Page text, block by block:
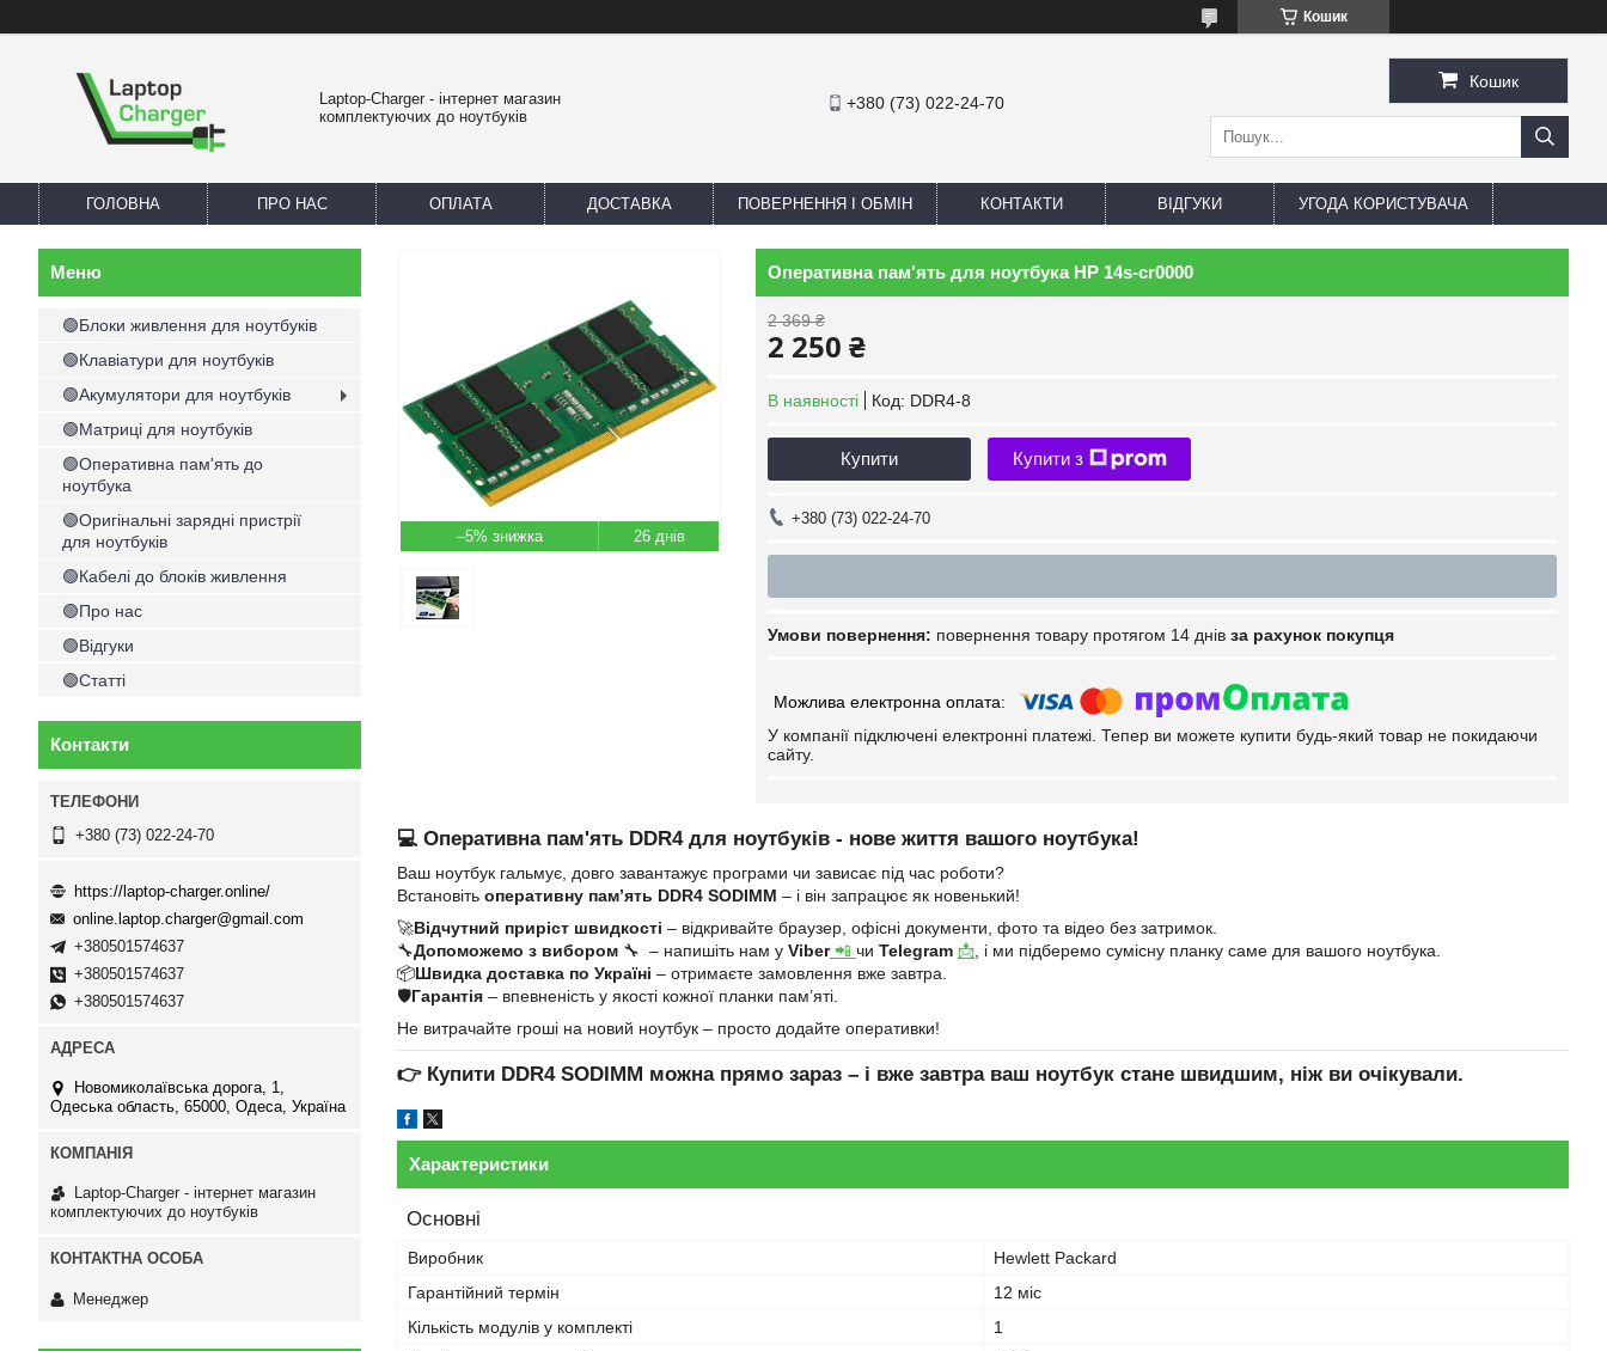
Кошик
Laptop-Charger - інтернет магазин
комплектуючих до ноутбуків
+380 (73) 022-24-70
Кошик
ГОЛОВНА ПРО НАС ОПЛАТА ДОСТАВКА ПОВЕРНЕННЯ І ОБМІН КОНТАКТИ ВІДГУКИ УГОДА КОРИСТУВАЧА
–5% 26 днів
Оперативна пам'ять для ноутбука HP 14s-cr0000
2 369 ₴
2 250 ₴
В наявності Код: DDR4-8
Купити Купити з
+380 (73) 022-24-70
повернення товару протягом 14 днів за рахунок покупця
У компанії підключені електронні платежі. Тепер ви можете купити будь-який товар не покидаючи
сайту.
💻 Оперативна пам'ять DDR4 для ноутбуків - нове життя вашого ноутбука!
Ваш ноутбук гальмує, довго завантажує програми чи зависає під час роботи?
Встановіть оперативну пам’ять DDR4 SODIMM – і він запрацює як новенький!
🚀Відчутний приріст швидкості – відкривайте браузер, офісні документи, фото та відео без затримок.
🔧Допоможемо з вибором 🔧 – напишіть нам у Viber📲 чи Telegram 📩 , і ми підберемо сумісну планку саме для вашого ноутбука.
📦Швидка доставка по Україні – отримаєте замовлення вже завтра.
🛡Гарантія – впевненість у якості кожної планки пам’яті.
Не витрачайте гроші на новий ноутбук – просто додайте оперативки!
👉 Купити DDR4 SODIMM можна прямо зараз – і вже завтра ваш ноутбук стане швидшим, ніж ви очікували.
Характеристики
Основні
Виробник
Hewlett Packard
Гарантійний термін
12 міс
Кількість модулів у комплекті
1
🟢Блоки живлення для ноутбуків
🟢Клавіатури для ноутбуків
🟢Акумулятори для ноутбуків
🟢Матриці для ноутбуків
🟢Оперативна пам'ять до
ноутбука
🟢Оригінальні зарядні пристрії
для ноутбуків
🟢Кабелі до блоків живлення
🟢Про нас
🟢Відгуки
🟢Статті
Контакти
+380 (73) 022-24-70
https://laptop-charger.online/
online.laptop.charger@gmail.com
+380501574637
+380501574637
+380501574637
Новомиколаївська дорога, 1,
Одеська область, 65000, Одеса, Україна
Laptop-Charger - інтернет магазин
комплектуючих до ноутбуків
Менеджер